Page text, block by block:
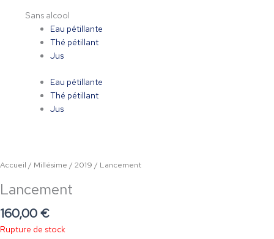
Sans alcool
Eau pétillante
Thé pétillant
Jus
Eau pétillante
Thé pétillant
Jus
Accueil / Millésime / 2019 / Lancement
Lancement
160,00€
Rupture de stock